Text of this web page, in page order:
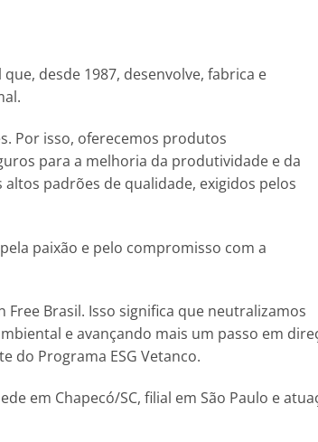
desde 1987, desenvolve, fabrica e
Por isso, oferecemos produtos
para a melhoria da produtividade e da
padrões de qualidade, exigidos pelos
paixão e pelo compromisso com a
Brasil. Isso significa que neutralizamos
e avançando mais um passo em
do Programa ESG Vetanco.
em Chapecó/SC, filial em São Paulo e